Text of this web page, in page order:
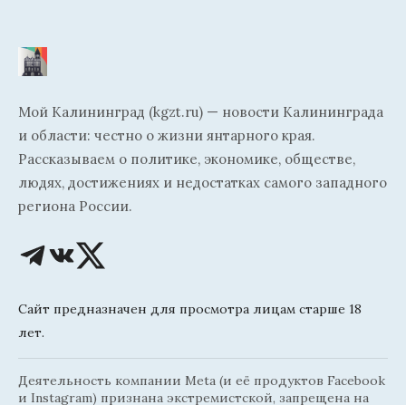
Мой Калининград (kgzt.ru) — новости Калининграда
и области: честно о жизни янтарного края.
Рассказываем о политике, экономике, обществе,
людях, достижениях и недостатках самого западного
региона России.
Сайт предназначен для просмотра лицам старше 18
лет.
Деятельность компании Meta (и её продуктов Facebook
и Instagram) признана экстремистской, запрещена на